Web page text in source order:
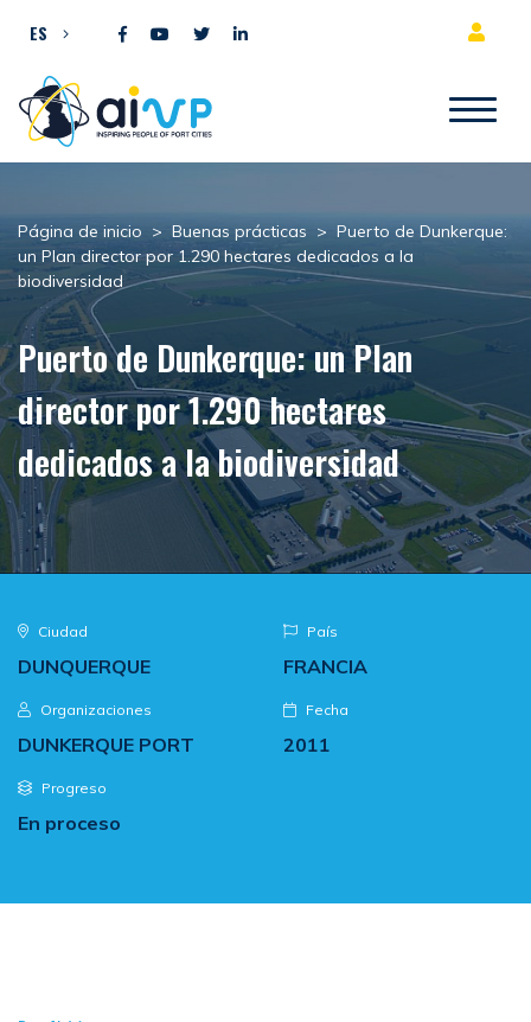
ES
Página de inicio > Buenas prácticas > Puerto de Dunkerque:
un Plan director por 1.290 hectares dedicados a la
biodiversidad
Puerto de Dunkerque: un Plan
director por 1.290 hectares
dedicados a la biodiversidad
Ciudad
DUNQUERQUE
País
FRANCIA
Organizaciones
DUNKERQUE PORT
Fecha
2011
Progreso
En proceso